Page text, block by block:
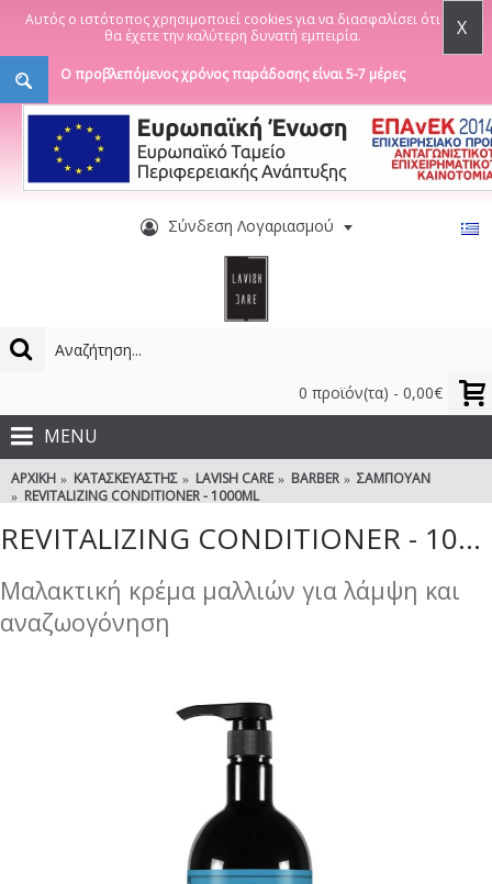
Αυτός ο ιστότοπος χρησιμοποιεί cookies για να διασφαλίσει ότι
θα έχετε την καλύτερη δυνατή εμπειρία.
X
Ο προβλεπόμενος χρόνος παράδοσης είναι 5-7 μέρες
Σύνδεση Λογαριασμού
0 προϊόν(τα) - 0,00€
MENU
ΑΡΧΙΚΉ ΚΑΤΑΣΚΕΥΑΣΤΉΣ LAVISH CARE BARBER
ΣΑΜΠΟΥΆΝ
REVITALIZING CONDITIONER - 1000ML
REVITALIZING CONDITIONER - 1000ML
Μαλακτική κρέμα μαλλιών για λάμψη και
αναζωογόνηση